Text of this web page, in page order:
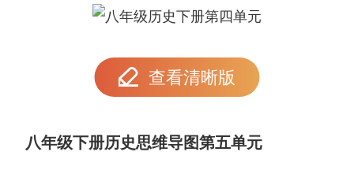
查看清晰版
八年级下册历史思维导图第五单元